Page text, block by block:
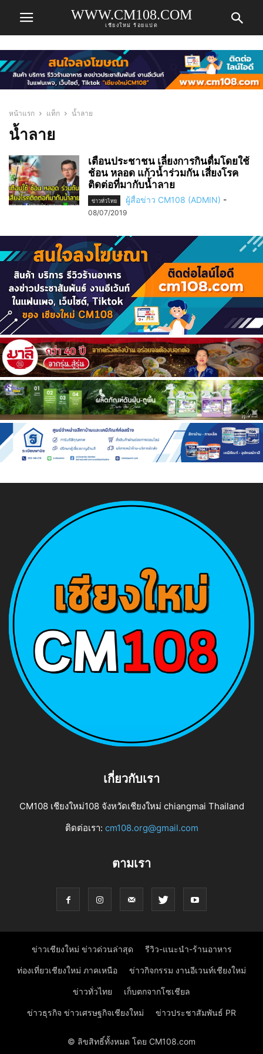
WWW.CM108.COM
เชียงใหม่ ร้อยแปด
หน้าแรก แท็ก น้ำลาย
น้ำลาย
เตือนประชาชน เลี่ยงการกินดื่มโดยใช้
ช้อน หลอด แก้วน้ำร่วมกัน เสี่ยงโรค
ติดต่อที่มากับน้ำลาย
ข่าวทั่วไทย ผู้สื่อข่าว CM108 (ADMIN) -
08/07/2019
เกี่ยวกับเรา
CM108 เชียงใหม่108 จังหวัดเชียงใหม่ chiangmai Thailand
ติดต่อเรา: cm108.org@gmail.com
ตามเรา
ข่าวเชียงใหม่ ข่าวด่วนล่าสุด รีวิว-แนะนำ-ร้านอาหาร
ท่องเที่ยวเชียงใหม่ ภาคเหนือ ข่าวกิจกรรม งานอีเวนท์เชียงใหม่
ข่าวทั่วไทย เก็บตกจากโซเชียล
ข่าวธุรกิจ ข่าวเศรษฐกิจเชียงใหม่ ข่าวประชาสัมพันธ์ PR
© ลิขสิทธิ์ทั้งหมด โดย CM108.com